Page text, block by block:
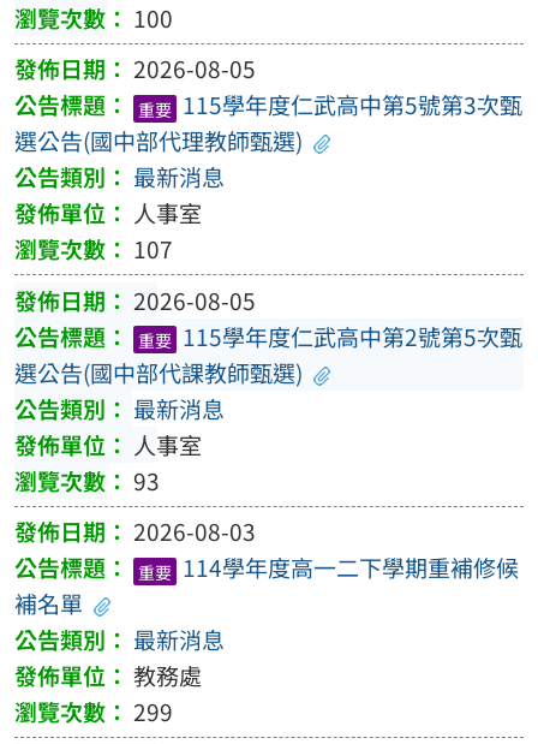
100
2026-08-05
重要 115學年度仁武高中第5號第3次甄
選公告(國中部代理教師甄選)
最新消息
人事室
107
2026-08-05
重要 115學年度仁武高中第2號第5次甄
選公告(國中部代課教師甄選)
最新消息
人事室
93
2026-08-03
重要 114學年度高一二下學期重補修候
補名單
最新消息
教務處
299